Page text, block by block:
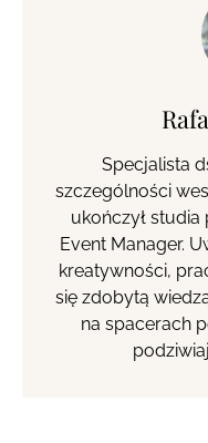
Specjalista
szczególności
ukończył
Event Manager.
kreatywności,
się zdobytą
na spacerach